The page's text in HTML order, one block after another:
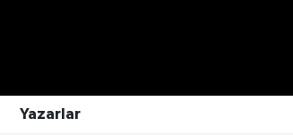
Yazarlar